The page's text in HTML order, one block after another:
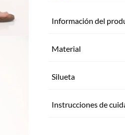
Información del
Material
Silueta
Instrucciones de